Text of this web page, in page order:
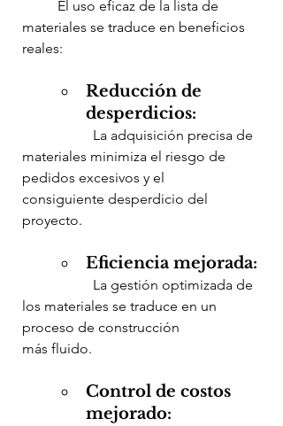
materiales se traduce en beneficios
reales:
Reducción de
desperdicios:
materiales minimiza el riesgo de
pedidos excesivos y el
consiguiente desperdicio del
proyecto.
Eficiencia mejorada:
los materiales se traduce en un
proceso de construcción
más fluido.
Control de costos
mejorado: